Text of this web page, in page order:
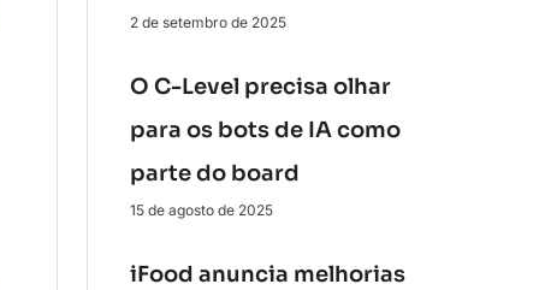
2 de setembro de 2025
O C-Level precisa olhar
para os bots de IA como
parte do board
15 de agosto de 2025
iFood anuncia melhorias